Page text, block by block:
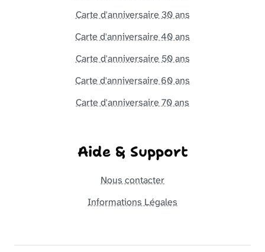
Carte d'anniversaire 30 ans
Carte d'anniversaire 40 ans
Carte d'anniversaire 50 ans
Carte d'anniversaire 60 ans
Carte d'anniversaire 70 ans
Aide & Support
Nous contacter
Informations Légales